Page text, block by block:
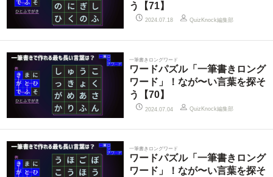
う【71】
2024.07.18 QuizKnock編集部
一筆書きロングワード
ワードパズル「一筆書きロング
ワード」！なが〜い言葉を探そ
う【70】
2024.07.04 QuizKnock編集部
一筆書きロングワード
ワードパズル「一筆書きロング
ワード」！なが〜い言葉を探そ